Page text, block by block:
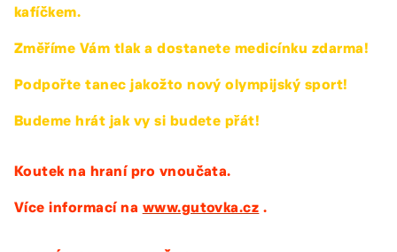
kafíčkem.
Změříme Vám tlak a dostanete medicínku zdarma!
Podpořte tanec jakožto nový olympijský sport!
Budeme hrát jak vy si budete přát!
Koutek na hraní pro vnoučata.
Více informací na www.gutovka.cz .